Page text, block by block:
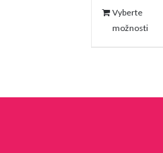
Vyberte
možnosti